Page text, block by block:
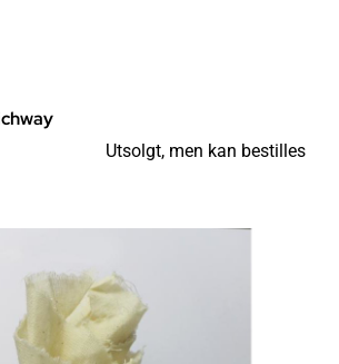
Utsolgt, men kan bestilles